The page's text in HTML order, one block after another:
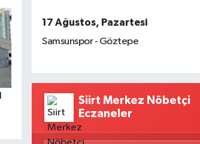
17 Ağustos, Pazartesi
Samsunspor - Göztepe
Siirt Merkez Nöbetçi
Eczaneler